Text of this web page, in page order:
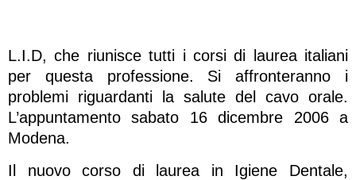
L.I.D, che riunisce tutti i corsi di laurea italiani
per questa professione. Si affronteranno i
problemi riguardanti la salute del cavo orale.
L’appuntamento sabato 16 dicembre 2006 a
Modena.
Il nuovo corso di laurea in Igiene Dentale,